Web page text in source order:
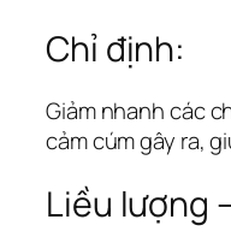
Chỉ định:
Giảm nhanh các
cảm cúm gây ra,
Liều lượng